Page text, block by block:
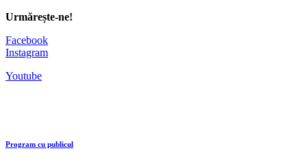
Urmărește-ne!
Facebook
Instagram
Youtube
Program cu publicul